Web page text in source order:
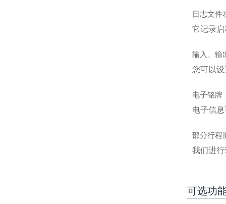
日志文件
它记录
输入、输
您可以
电子铭牌
电子信
部分行程
我们进
可选功